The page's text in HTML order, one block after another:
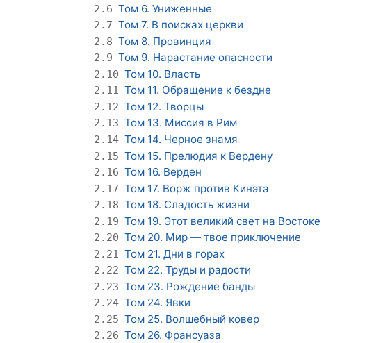
2.6 Том 6. Униженные
2.7 Том 7. В поисках церкви
2.8 Том 8. Провинция
2.9 Том 9. Нарастание опасности
2.10 Том 10. Власть
2.11 Том 11. Обращение к бездне
2.12 Том 12. Творцы
2.13 Том 13. Миссия в Рим
2.14 Том 14. Черное знамя
2.15 Том 15. Прелюдия к Вердену
2.16 Том 16. Верден
2.17 Том 17. Ворж против Кинэта
2.18 Том 18. Сладость жизни
2.19 Том 19. Этот великий свет на Востоке
2.20 Том 20. Мир — твое приключение
2.21 Том 21. Дни в горах
2.22 Том 22. Труды и радости
2.23 Том 23. Рождение банды
2.24 Том 24. Явки
2.25 Том 25. Волшебный ковер
2.26 Том 26. Франсуаза